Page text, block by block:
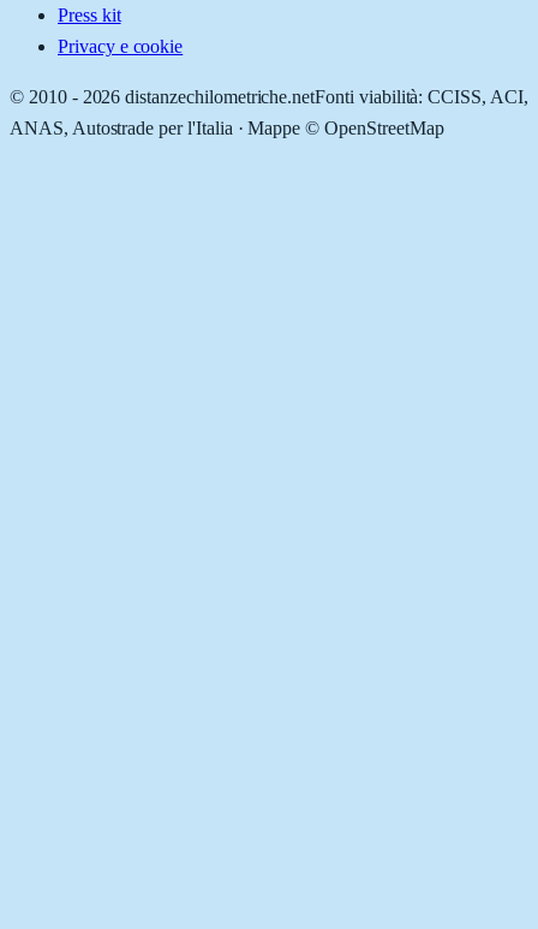
Press kit
Privacy e cookie
© 2010 - 2026 distanzechilometriche.netFonti viabilità: CCISS, ACI,
ANAS, Autostrade per l'Italia · Mappe © OpenStreetMap